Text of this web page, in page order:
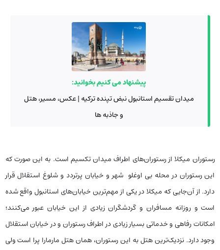
پیشنهاد می کنیم بخوانید:
میدان تقسیم استانبول نبض تپنده ترکیه | عکس، مسیر، هتل
و جاذبه ها
رستوران میکلا از رستوران‌های اطراف میدان تکسیم است. به این صورت که
این رستوران در محله بی اوغلو شهر و خیابان‌ پرتردد و شلوغ استقلال قرار
دارد. از آن‌جایی که میکلا در یکی از مهم‌ترین خیابان‌های استانبول واقع شده
است و روزانه مسافران و گردشگران زیادی از این خیابان عبور می‌کنند؛
امکانات رفاهی و خدماتی بسیار زیادی در اطراف رستوران و در خیابان استقلال
وجود دارد. نزدیک‌ترین هتل به این رستوران، همان هتل مارمارا پرا است ولی